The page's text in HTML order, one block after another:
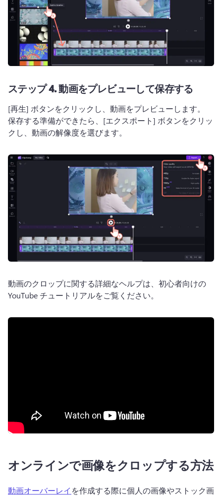
ステップ 4.動画をプレビューして保存する
保存する準備ができたら、[エクスポート] ボタンをクリッ
クし、動画の解像度を選びます。
動画のクロップに関する詳細なヘルプは、初心者向けの
YouTube チュートリアルをご覧ください。
オンラインで画像をクロップする方法
動画オーバーレイ を作成する際に個人の画像やストック画